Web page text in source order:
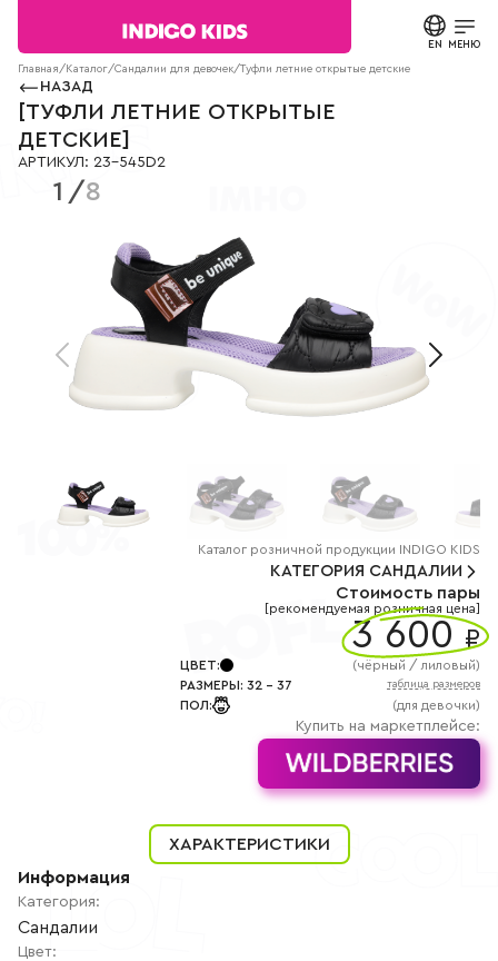
EN МЕНЮ
КАТАЛОГ
О БРЕНДЕ
СТАТЬИ
ПАРТНЕРАМ
МАГАЗИНЫ
+7
(800)
РЕГИСТРАЦИЯ
сообщения
Согласие на
обработку
персональных
данных.
Политика
конфиденциальности
все
заполнению
СВЯЗАТЬСЯ С НАМИ
23-545D2
Главная / Каталог/Сандалии для девочек/Туфли летние открытые детские
НАЗАД
ТУФЛИ ЛЕТНИЕ ОТКРЫТЫЕ
ДЕТСКИЕ
АРТИКУЛ : 23-545D2
1 /8
Каталог розничной продукции INDIGO KIDS
КАТЕГОРИЯ САНДАЛИИ
Стоимость пары
[рекомендуемая розничная цена]
3 600 ₽
ЦВЕТ: (чёрный / лиловый)
РАЗМЕРЫ: 32 - 37 таблица размеров
ПОЛ: (для девочки)
Купить на маркетплейсе:
ХАРАКТЕРИСТИКИ
Информация
Категория:
Сандалии
Цвет: